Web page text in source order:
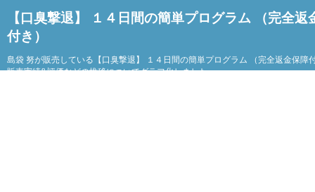
【口臭撃退】 １４日間の簡単プログラム （完全返
付き）
島袋 努が販売している【口臭撃退】 １４日間の簡単プログラム （完全返金保障
販売実績&評価などの推移についてグラフ化しました。